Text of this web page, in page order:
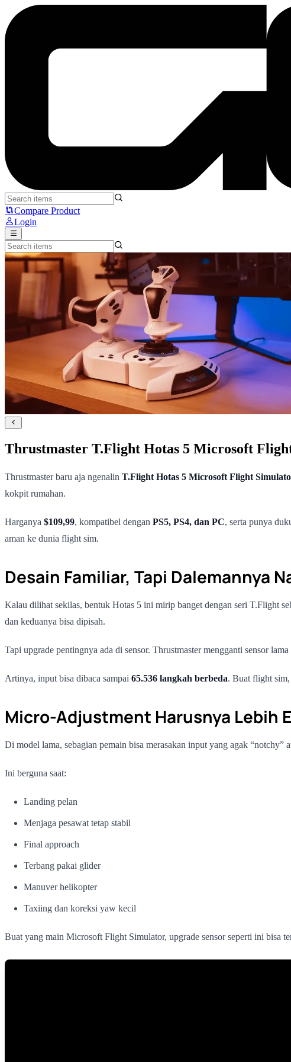
Thrustmaster T.Flight Hotas 5 Microsoft Flight Simulator Edition: Plug &
Compare Product
Login
Thrustmaster T.Flight Hotas 5 Microsoft
Thrustmaster baru aja ngenalin T.Flight Hotas 5 Microsoft Flight
kokpit rumahan.
Harganya $109,99, kompatibel dengan PS5, PS4, dan PC, serta punya
aman ke dunia flight sim.
Desain Familiar, Tapi Dalemannya
Kalau dilihat sekilas, bentuk Hotas 5 ini mirip banget dengan seri T.Flight
dan keduanya bisa dipisah.
Tapi upgrade pentingnya ada di sensor. Thrustmaster mengganti sensor lama
Artinya, input bisa dibaca sampai 65.536 langkah berbeda. Buat flight sim,
Micro-Adjustment Harusnya Lebih
Di model lama, sebagian pemain bisa merasakan input yang agak
Ini berguna saat:
Landing pelan
Menjaga pesawat tetap stabil
Final approach
Terbang pakai glider
Manuver helikopter
Taxiing dan koreksi yaw kecil
Buat yang main Microsoft Flight Simulator, upgrade sensor seperti ini bisa